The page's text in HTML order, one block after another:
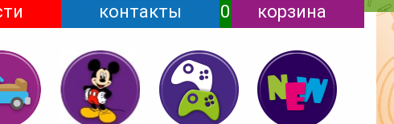
контакты 0 корзина